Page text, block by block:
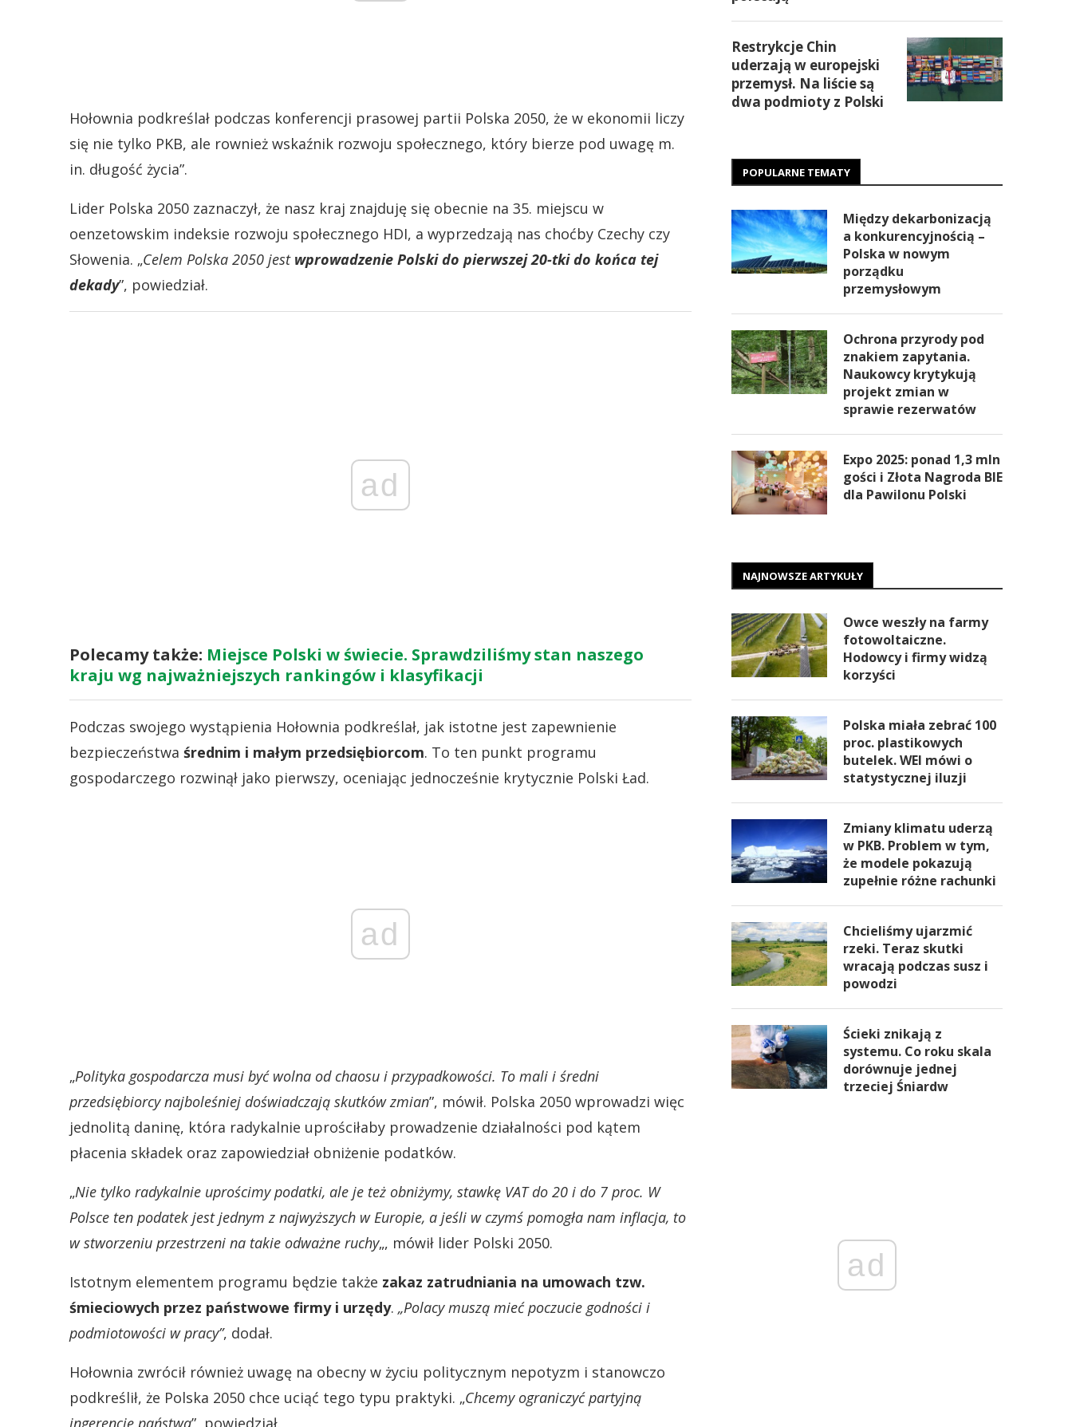
Hołownia podkreślał podczas konferencji prasowej partii Polska 2050, że w ekonomii liczy
się nie tylko PKB, ale rownież wskaźnik rozwoju społecznego, który bierze pod uwagę m.
in. długość życia”.
Lider Polska 2050 zaznaczył, że nasz kraj znajduję się obecnie na 35. miejscu w
oenzetowskim indeksie rozwoju społecznego HDI, a wyprzedzają nas choćby Czechy czy
Słowenia. „Celem Polska 2050 jest wprowadzenie Polski do pierwszej 20-tki do końca tej
dekady”, powiedział.
ad
Polecamy także: Miejsce Polski w świecie. Sprawdziliśmy stan naszego
kraju wg najważniejszych rankingów i klasyfikacji
Podczas swojego wystąpienia Hołownia podkreślał, jak istotne jest zapewnienie
bezpieczeństwa średnim i małym przedsiębiorcom. To ten punkt programu
gospodarczego rozwinął jako pierwszy, oceniając jednocześnie krytycznie Polski Ład.
ad
„Polityka gospodarcza musi być wolna od chaosu i przypadkowości. To mali i średni
przedsiębiorcy najboleśniej doświadczają skutków zmian”, mówił. Polska 2050 wprowadzi więc
jednolitą daninę, która radykalnie uprościłaby prowadzenie działalności pod kątem
płacenia składek oraz zapowiedział obniżenie podatków.
„Nie tylko radykalnie uprościmy podatki, ale je też obniżymy, stawkę VAT do 20 i do 7 proc. W
Polsce ten podatek jest jednym z najwyższych w Europie, a jeśli w czymś pomogła nam inflacja, to
w stworzeniu przestrzeni na takie odważne ruchy„, mówił lider Polski 2050.
Istotnym elementem programu będzie także zakaz zatrudniania na umowach tzw.
śmieciowych przez państwowe firmy i urzędy. „Polacy muszą mieć poczucie godności i
podmiotowości w pracy”, dodał.
Hołownia zwrócił również uwagę na obecny w życiu politycznym nepotyzm i stanowczo
podkreślił, że Polska 2050 chce uciąć tego typu praktyki. „Chcemy ograniczyć partyjną
ingerencję państwa”, powiedział.
Restrykcje Chin
uderzają w europejski
przemysł. Na liście są
dwa podmioty z Polski
POPULARNE TEMATY
Między dekarbonizacją
a konkurencyjnością –
Polska w nowym
porządku
przemysłowym
Ochrona przyrody pod
znakiem zapytania.
Naukowcy krytykują
projekt zmian w
sprawie rezerwatów
Expo 2025: ponad 1,3 mln
gości i Złota Nagroda BIE
dla Pawilonu Polski
NAJNOWSZE ARTYKUŁY
Owce weszły na farmy
fotowoltaiczne.
Hodowcy i firmy widzą
korzyści
Polska miała zebrać 100
proc. plastikowych
butelek. WEI mówi o
statystycznej iluzji
Zmiany klimatu uderzą
w PKB. Problem w tym,
że modele pokazują
zupełnie różne rachunki
Chcieliśmy ujarzmić
rzeki. Teraz skutki
wracają podczas susz i
powodzi
Ścieki znikają z
systemu. Co roku skala
dorównuje jednej
trzeciej Śniardw
ad